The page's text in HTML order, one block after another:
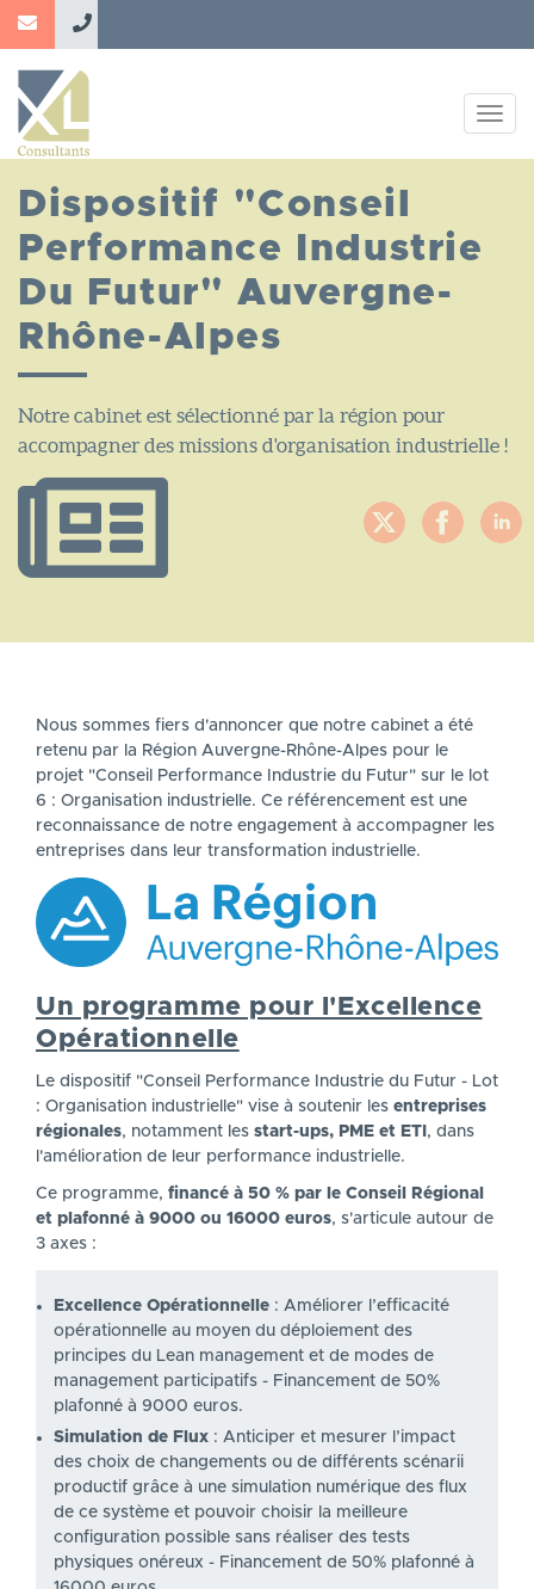
Aller
principal
Dispositif "Conseil
Performance Industrie
Du Futur" Auvergne-
Rhône-Alpes
Notre cabinet est sélectionné par la région pour
accompagner des missions d'organisation industrielle !
Nous sommes fiers d'annoncer que notre cabinet a été
retenu par la Région Auvergne-Rhône-Alpes pour le
projet "Conseil Performance Industrie du Futur" sur le lot
6 : Organisation industrielle. Ce référencement est une
reconnaissance de notre engagement à accompagner les
entreprises dans leur transformation industrielle.
Un programme pour l'Excellence
Opérationnelle
Le dispositif "Conseil Performance Industrie du Futur - Lot
: Organisation industrielle" vise à soutenir les entreprises
régionales, notamment les start-ups, PME et ETI , dans
l'amélioration de leur performance industrielle.
Ce programme, financé à 50 % par le Conseil Régional
et plafonné à 9000 ou 16000 euros, s'articule autour de
3 axes :
Excellence Opérationnelle : Améliorer l’efficacité
opérationnelle au moyen du déploiement des
principes du Lean management et de modes de
management participatifs - Financement de 50%
plafonné à 9000 euros.
Simulation de Flux : Anticiper et mesurer l’impact
des choix de changements ou de différents scénarii
productif grâce à une simulation numérique des flux
de ce système et pouvoir choisir la meilleure
configuration possible sans réaliser des tests
physiques onéreux - Financement de 50% plafonné à